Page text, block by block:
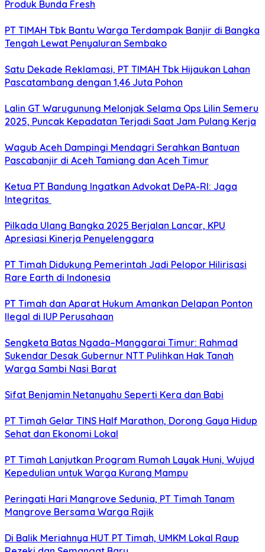
Produk Bunda Fresh
PT TIMAH Tbk Bantu Warga Terdampak Banjir di Bangka
Tengah Lewat Penyaluran Sembako
Satu Dekade Reklamasi, PT TIMAH Tbk Hijaukan Lahan
Pascatambang dengan 1,46 Juta Pohon
Lalin GT Warugunung Melonjak Selama Ops Lilin Semeru
2025, Puncak Kepadatan Terjadi Saat Jam Pulang Kerja
Wagub Aceh Dampingi Mendagri Serahkan Bantuan
Pascabanjir di Aceh Tamiang dan Aceh Timur
Ketua PT Bandung Ingatkan Advokat DePA-RI: Jaga
Integritas
Pilkada Ulang Bangka 2025 Berjalan Lancar, KPU
Apresiasi Kinerja Penyelenggara
PT Timah Didukung Pemerintah Jadi Pelopor Hilirisasi
Rare Earth di Indonesia
PT Timah dan Aparat Hukum Amankan Delapan Ponton
Ilegal di IUP Perusahaan
Sengketa Batas Ngada–Manggarai Timur: Rahmad
Sukendar Desak Gubernur NTT Pulihkan Hak Tanah
Warga Sambi Nasi Barat
Sifat Benjamin Netanyahu Seperti Kera dan Babi
PT Timah Gelar TINS Half Marathon, Dorong Gaya Hidup
Sehat dan Ekonomi Lokal
PT Timah Lanjutkan Program Rumah Layak Huni, Wujud
Kepedulian untuk Warga Kurang Mampu
Peringati Hari Mangrove Sedunia, PT Timah Tanam
Mangrove Bersama Warga Rajik
Di Balik Meriahnya HUT PT Timah, UMKM Lokal Raup